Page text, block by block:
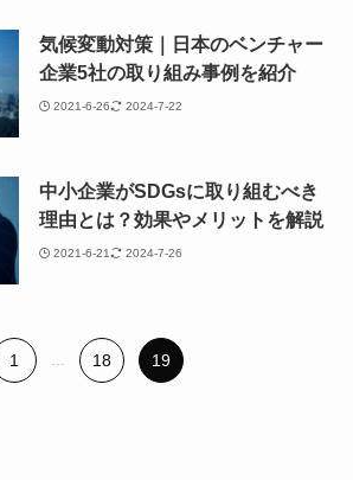
2021-6-26 2024-7-22
気候変動対策｜日本のベンチャー
企業5社の取り組み事例を紹介
2021-6-21 2024-7-26
中小企業がSDGsに取り組むべき
理由とは？効果やメリットを解説
1 ... 18 19